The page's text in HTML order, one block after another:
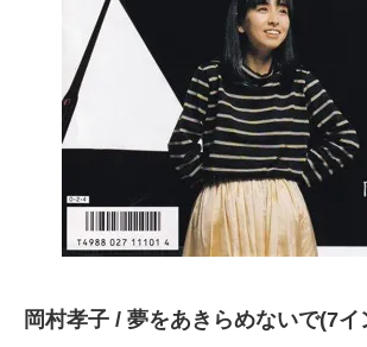
岡村孝子 / 夢をあきらめないで(7イ